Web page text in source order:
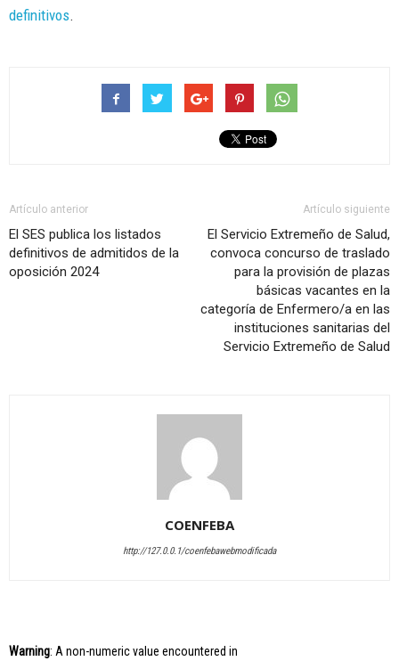
definitivos.
Artículo anterior
El SES publica los listados
definitivos de admitidos de la
oposición 2024
Artículo siguiente
El Servicio Extremeño de Salud,
convoca concurso de traslado
para la provisión de plazas
básicas vacantes en la
categoría de Enfermero/a en las
instituciones sanitarias del
Servicio Extremeño de Salud
COENFEBA
http://127.0.0.1/coenfebawebmodificada
Warning: A non-numeric value encountered in